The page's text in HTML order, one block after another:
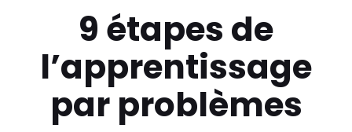
9 étapes de
l’apprentissage
par problèmes